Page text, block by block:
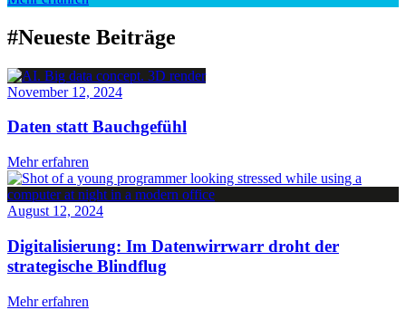
#Neueste Beiträge
November 12, 2024
Daten statt Bauchgefühl
Mehr erfahren
August 12, 2024
Digitalisierung: Im Datenwirrwarr droht der
strategische Blindflug
Mehr erfahren